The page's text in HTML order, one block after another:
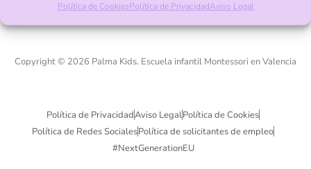
Política de CookiesPolítica de PrivacidadAviso Legal
Copyright © 2026 Palma Kids. Escuela infantil Montessori en Valencia
Política de PrivacidadAviso LegalPolítica de Cookies
Política de Redes SocialesPolítica de solicitantes de empleo
#NextGenerationEU